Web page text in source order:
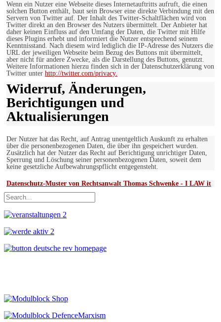
Wenn ein Nutzer eine Webseite dieses Internetauftritts aufruft, die einen
solchen Button enthält, baut sein Browser eine direkte Verbindung mit den
Servern von Twitter auf. Der Inhalt des Twitter-Schaltflächen wird von
Twitter direkt an den Browser des Nutzers übermittelt. Der Anbieter hat
daher keinen Einfluss auf den Umfang der Daten, die Twitter mit Hilfe
dieses Plugins erhebt und informiert die Nutzer entsprechend seinem
Kenntnisstand. Nach diesem wird lediglich die IP-Adresse des Nutzers die
URL der jeweiligen Webseite beim Bezug des Buttons mit übermittelt,
aber nicht für andere Zwecke, als die Darstellung des Buttons, genutzt.
Weitere Informationen hierzu finden sich in der Datenschutzerklärung von
Twitter unter http://twitter.com/privacy.
Widerruf, Änderungen,
Berichtigungen und
Aktualisierungen
Der Nutzer hat das Recht, auf Antrag unentgeltlich Auskunft zu erhalten
über die personenbezogenen Daten, die über ihn gespeichert wurden.
Zusätzlich hat der Nutzer das Recht auf Berichtigung unrichtiger Daten,
Sperrung und Löschung seiner personenbezogenen Daten, soweit dem
keine gesetzliche Aufbewahrungspflicht entgegensteht.
Datenschutz-Muster von Rechtsanwalt Thomas Schwenke - I LAW it